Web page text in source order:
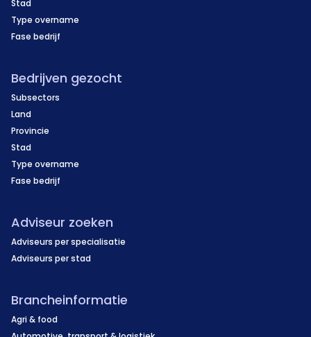
Stad
Type overname
Fase bedrijf
Bedrijven gezocht
Subsectors
Land
Provincie
Stad
Type overname
Fase bedrijf
Adviseur zoeken
Adviseurs per specialisatie
Adviseurs per stad
Brancheinformatie
Agri & food